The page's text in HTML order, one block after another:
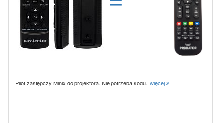
Pilot zastępczy Minix do projektora. Nie potrzeba kodu. więcej